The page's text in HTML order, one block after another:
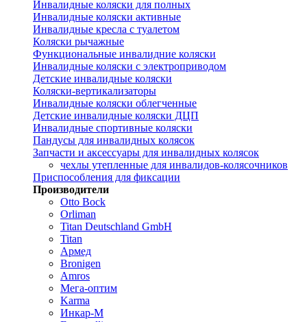
Инвалидные коляски для полных
Инвалидные коляски активные
Инвалидные кресла с туалетом
Коляски рычажные
Функциональные инвалидние коляски
Инвалидные коляски с электроприводом
Детские инвалидные коляски
Коляски-вертикализаторы
Инвалидные коляски облегченные
Детские инвалидные коляски ДЦП
Инвалидные спортивные коляски
Пандусы для инвалидных колясок
Запчасти и аксессуары для инвалидных колясок
чехлы утепленные для инвалидов-колясочников
Приспособления для фиксации
Производители
Otto Bock
Orliman
Titan Deutschland GmbH
Titan
Армед
Bronigen
Amros
Мега-оптим
Karma
Инкар-М